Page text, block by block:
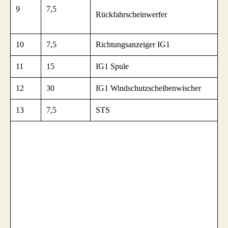
9 7,5
Rückfahrscheinwerfer
10 7,5 Richtungsanzeiger IG1
11 15 IG1 Spule
12 30 IG1 Windschutzscheibenwischer
13 7,5 STS